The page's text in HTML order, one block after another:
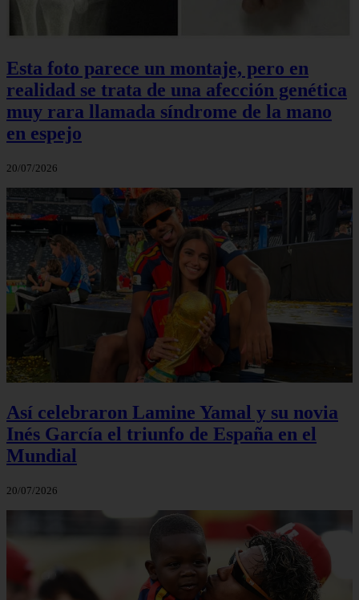
Esta foto parece un montaje, pero en
realidad se trata de una afección genética
muy rara llamada síndrome de la mano
en espejo
20/07/2026
Así celebraron Lamine Yamal y su novia
Inés García el triunfo de España en el
Mundial
20/07/2026